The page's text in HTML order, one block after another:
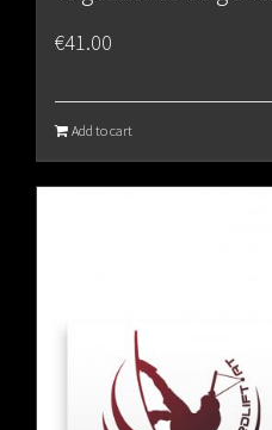
€41.00
Add to cart